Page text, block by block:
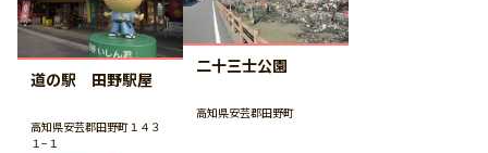
道の駅 田野駅屋
高知県安芸郡田野町１４３
１−１
二十三士公園
高知県安芸郡田野町